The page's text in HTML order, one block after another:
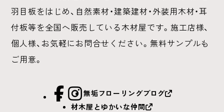
羽目板をはじめ、 自然素材・建築建材・外装用木材・耳
付板等を全国へ販売している木材屋です。 施工店様、
個人様、お気軽にお問合せください。無料サンプルも
ご用意。
facebook
Instagram
無垢フローリングブログ
材木屋とゆかいな仲間